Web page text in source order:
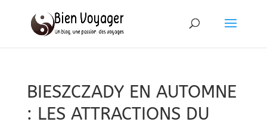
BIESZCZADY EN AUTOMNE
: LES ATTRACTIONS DU